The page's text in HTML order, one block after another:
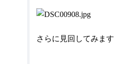
さらに見回してみま